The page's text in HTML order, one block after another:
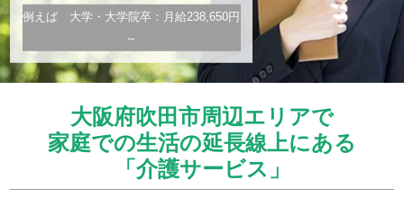
例えば 大学・大学院卒：月給238,650円
～
大阪府吹田市周辺エリアで
家庭での生活の延長線上にある
「介護サービス」